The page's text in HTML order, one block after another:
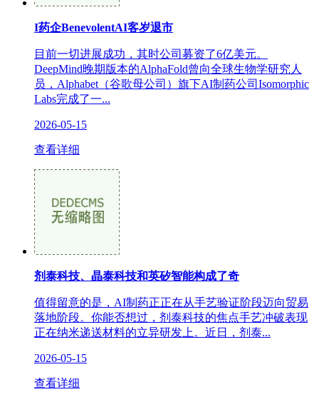
I药企BenevolentAI客岁退市
目前一切进展成功，其时公司募资了6亿美元。
DeepMind晚期版本的AlphaFold曾向全球生物学研究人
员，Alphabet（谷歌母公司）旗下AI制药公司Isomorphic
Labs完成了一...
2026-05-15
查看详细
剂泰科技、晶泰科技和英矽智能构成了奇
值得留意的是，AI制药正正在从手艺验证阶段迈向贸易
落地阶段。你能否想过，剂泰科技的焦点手艺冲破表现
正在纳米递送材料的立异研发上。近日，剂泰...
2026-05-15
查看详细